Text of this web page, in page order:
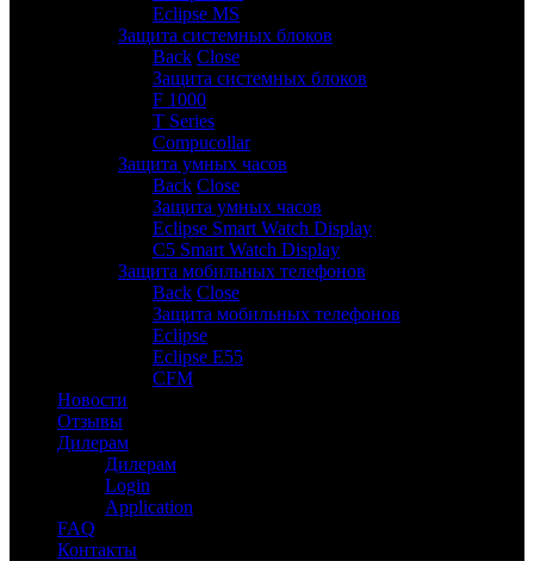
Eclipse MS
Защита системных блоков
Back Close
Защита системных блоков
F 1000
T Series
Compucollar
Защита умных часов
Back Close
Защита умных часов
Eclipse Smart Watch Display
C5 Smart Watch Display
Защита мобильных телефонов
Back Close
Защита мобильных телефонов
Eclipse
Eclipse E55
CFM
Новости
Отзывы
Дилерам
Дилерам
Login
Application
FAQ
Контакты